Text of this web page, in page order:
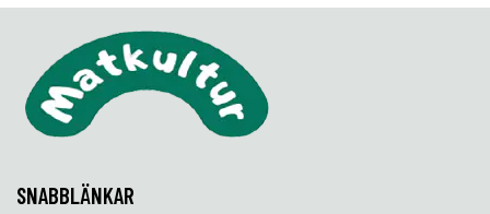
SNABBLÄNKAR